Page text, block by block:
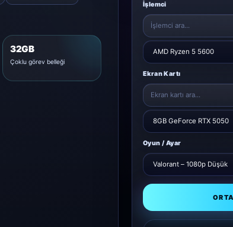
32GB
Çoklu görev belleği
İşlemci
Ekran Kartı
Oyun / Ayar